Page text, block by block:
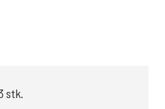
stk.